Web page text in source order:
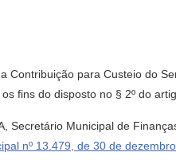
Contribuição para Custeio do
fins do disposto no § 2º do
Secretário Municipal de
nº 13.479, de 30 de